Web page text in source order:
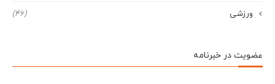
ورزشی (46)
عضویت در خبرنامه